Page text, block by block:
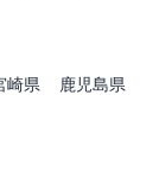
崎県
鹿児島県